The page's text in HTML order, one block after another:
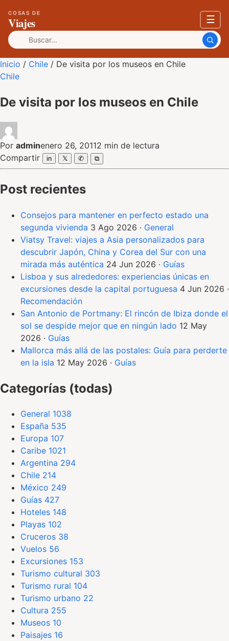
COSAS DE
Viajes ☰
Buscar:
Inicio / Chile / De visita por los museos en Chile
Chile
De visita por los museos en Chile
Por adminenero 26, 20112 min de lectura
Compartir
in 𝕏 ✆ ⧉
Post recientes
Consejos para mantener en perfecto estado una
segunda vivienda 3 Ago 2026 · General
Viatsy Travel: viajes a Asia personalizados para
descubrir Japón, China y Corea del Sur con una
mirada más auténtica 24 Jun 2026 · Guías
Lisboa y sus alrededores: experiencias únicas en
excursiones desde la capital portuguesa 4 Jun 2026 ·
Recomendación
San Antonio de Portmany: El rincón de Ibiza donde el
sol se despide mejor que en ningún lado 12 May
2026 · Guías
Mallorca más allá de las postales: Guía para perderte
en la isla 12 May 2026 · Guías
Categorías (todas)
General 1038
España 535
Europa 107
Caribe 1021
Argentina 294
Chile 214
México 249
Guías 427
Hoteles 148
Playas 102
Cruceros 38
Vuelos 56
Excursiones 153
Turismo cultural 303
Turismo rural 104
Turismo urbano 22
Cultura 255
Museos 10
Paisajes 16